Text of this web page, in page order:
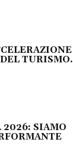
TURISMO.
SIAMO